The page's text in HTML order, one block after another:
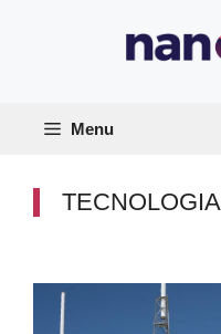
Menu
TECNOLOGIA